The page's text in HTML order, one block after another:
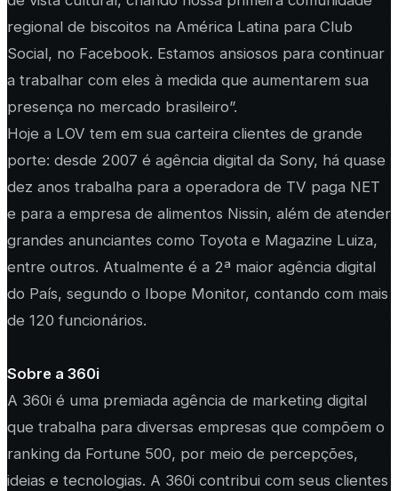
regional de biscoitos na América Latina para Club
Social, no Facebook. Estamos ansiosos para continuar
a trabalhar com eles à medida que aumentarem sua
presença no mercado brasileiro”.
Hoje a LOV tem em sua carteira clientes de grande
porte: desde 2007 é agência digital da Sony, há quase
dez anos trabalha para a operadora de TV paga NET
e para a empresa de alimentos Nissin, além de atender
grandes anunciantes como Toyota e Magazine Luiza,
entre outros. Atualmente é a 2ª maior agência digital
do País, segundo o Ibope Monitor, contando com mais
de 120 funcionários.
Sobre a 360i
A 360i é uma premiada agência de marketing digital
que trabalha para diversas empresas que compõem o
ranking da Fortune 500, por meio de percepções,
ideias e tecnologias. A 360i contribui com seus clientes